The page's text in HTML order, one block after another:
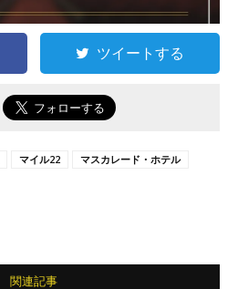
ツイートする
マイル22
マスカレード・ホテル
関連記事